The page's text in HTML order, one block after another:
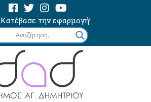
Κατέβασε την εφαρμογή!